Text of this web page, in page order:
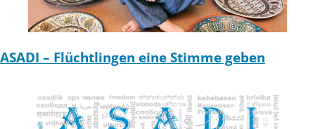
ASADI – Flüchtlingen eine Stimme geben